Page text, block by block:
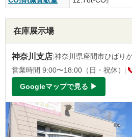
在庫展示場
神奈川支店|神奈川県座間市ひばり
営業時間 9:00〜18:00（日・祝休） |
Googleマップで見る ▶